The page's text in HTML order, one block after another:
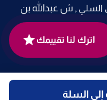
السلي , ش عبدالله بن
بلت إن© 2025.
Code
.
إلى السلة
اترك لنا تقييمك